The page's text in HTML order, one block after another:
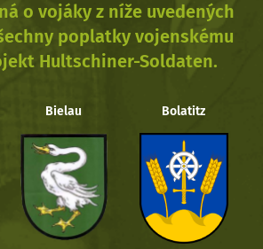
o vojáky z níže uvedených
poplatky vojenskému
Hultschiner-Soldaten.
Bielau Bolatitz